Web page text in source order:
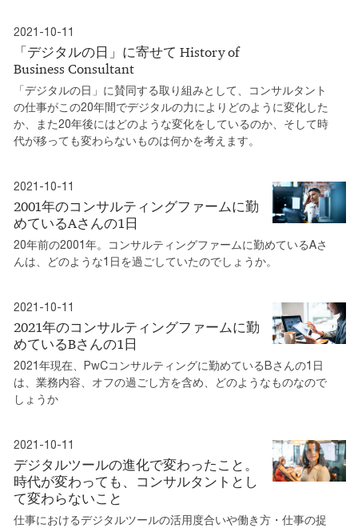
2021-10-11
「デジタルの日」に寄せて History of
Business Consultant
「デジタルの日」に賛同する取り組みとして、コンサルタント
の仕事がこの20年間でデジタルの力によりどのように変化した
か、また20年後にはどのような変化をしているのか、そして時
代が移っても変わらないものは何かを考えます。
2021-10-11
2001年のコンサルティングファームに勤
めているAさんの1日
20年前の2001年。コンサルティングファームに勤めているAさ
んは、どのような1日を過ごしていたのでしょうか。
2021-10-11
2021年のコンサルティングファームに勤
めているBさんの1日
2021年現在、PwCコンサルティングに勤めているBさんの1日
は、業務内容、オフの過ごし方を含め、どのようなものなので
しょうか
2021-10-11
デジタルツールの進化で変わったこと。
時代が変わっても、コンサルタントとし
て変わらないこと
仕事におけるデジタルツールの活用度合いや働き方・仕事の捉